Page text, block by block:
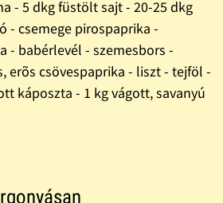
- 5 dkg füstölt sajt - 20-25 dkg
- csemege pirospaprika -
- babérlevél - szemesbors -
erõs csövespaprika - liszt - tejföl -
káposzta - 1 kg vágott, savanyú